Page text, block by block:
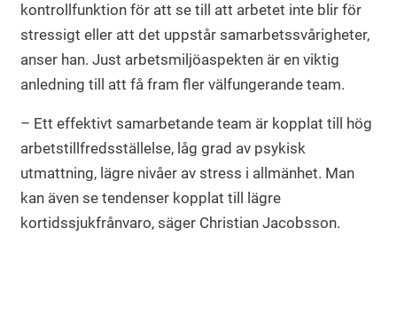
kontrollfunktion för att se till att arbetet inte blir för
stressigt eller att det uppstår samarbetssvårigheter,
anser han. Just arbetsmiljöaspekten är en viktig
anledning till att få fram fler välfungerande team.
– Ett effektivt samarbetande team är kopplat till hög
arbetstillfredsställelse, låg grad av psykisk
utmattning, lägre nivåer av stress i allmänhet. Man
kan även se tendenser kopplat till lägre
kortidssjukfrånvaro, säger Christian Jacobsson.